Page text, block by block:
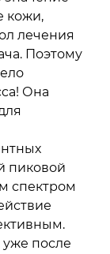
кожи,
лечения
Поэтому
Она
пиковой
спектром
после